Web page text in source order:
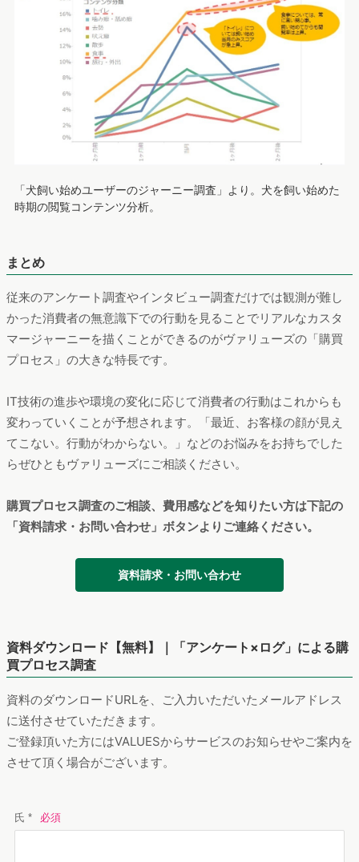
「犬飼い始めユーザーのジャーニー調査」より。犬を飼い始めた
時期の閲覧コンテンツ分析。
まとめ
従来のアンケート調査やインタビュー調査だけでは観測が難し
かった消費者の無意識下での行動を見ることでリアルなカスタ
マージャーニーを描くことができるのがヴァリューズの「購買
プロセス」の大きな特長です。
IT技術の進歩や環境の変化に応じて消費者の行動はこれからも
変わっていくことが予想されます。「最近、お客様の顔が見え
てこない。行動がわからない。」などのお悩みをお持ちでした
らぜひともヴァリューズにご相談ください。
購買プロセス調査のご相談、費用感などを知りたい方は下記の
「資料請求・お問い合わせ」ボタンよりご連絡ください。
資料請求・お問い合わせ
資料ダウンロード【無料】｜「アンケート×ログ」による購
買プロセス調査
資料のダウンロードURLを、ご入力いただいたメールアドレス
に送付させていただきます。
ご登録頂いた方にはVALUESからサービスのお知らせやご案内を
させて頂く場合がございます。